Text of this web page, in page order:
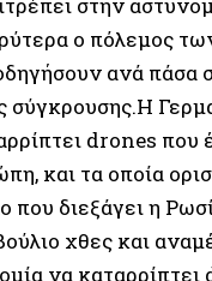
στην
ο πόλεμος
ανά πάσα
σύγκρουσης.Η
drones
και τα οποία
που διεξάγει η
χθες και
να